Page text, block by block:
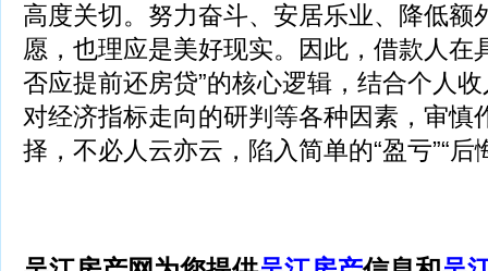
高度关切。努力奋斗、安居乐业、降低额
愿，也理应是美好现实。因此，借款人在
否应提前还房贷”的核心逻辑，结合个人
对经济指标走向的研判等各种因素，审慎
择，不必人云亦云，陷入简单的“盈亏”“后